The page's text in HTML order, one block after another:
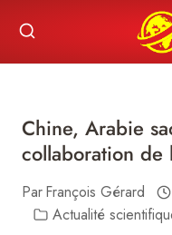
content
Chine, Arabie
collaboration de
ParFrançois Gérard
Actualité